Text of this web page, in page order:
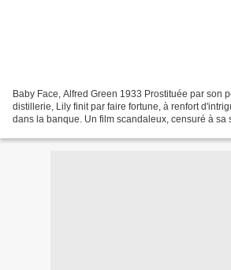
Baby Face, Alfred Green 1933 Prostituée par son
distillerie, Lily finit par faire fortune, à renfort
dans la banque. Un film scandaleux, censuré à sa